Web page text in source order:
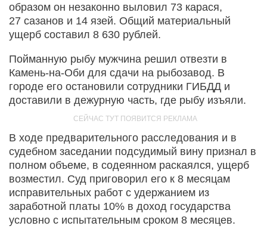
образом он незаконно выловил 73 карася,
27 сазанов и 14 язей. Общий материальный
ущерб составил 8 630 рублей.
Пойманную рыбу мужчина решил отвезти в
Камень-на-Оби для сдачи на рыбозавод. В
городе его остановили сотрудники ГИБДД и
доставили в дежурную часть, где рыбу изъяли.
В ходе предварительного расследования и в
судебном заседании подсудимый вину признал в
полном объеме, в содеянном раскаялся, ущерб
возместил. Суд приговорил его к 8 месяцам
исправительных работ с удержанием из
заработной платы 10% в доход государства
условно с испытательным сроком 8 месяцев.